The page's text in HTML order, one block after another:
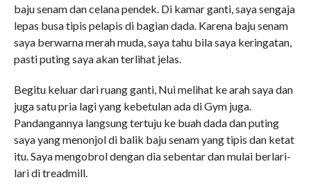
baju senam dan celana pendek. Di kamar ganti, saya sengaja
lepas busa tipis pelapis di bagian dada. Karena baju senam
saya berwarna merah muda, saya tahu bila saya keringatan,
pasti puting saya akan terlihat jelas.
Begitu keluar dari ruang ganti, Nui melihat ke arah saya dan
juga satu pria lagi yang kebetulan ada di Gym juga.
Pandangannya langsung tertuju ke buah dada dan puting
saya yang menonjol di balik baju senam yang tipis dan ketat
itu. Saya mengobrol dengan dia sebentar dan mulai berlari-
lari di treadmill.